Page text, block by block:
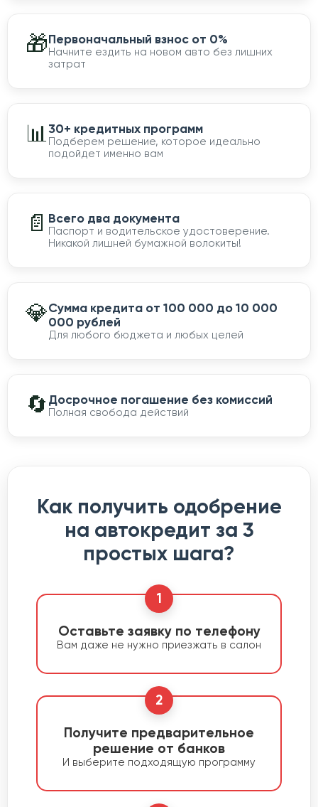
🎁Первоначальный взнос от 0%
Начните ездить на новом авто без лишних
затрат
📊30+ кредитных программ
Подберем решение, которое идеально
подойдет именно вам
📄 Всего два документа
Паспорт и водительское удостоверение.
Никакой лишней бумажной волокиты!
💎Сумма кредита от 100 000 до 10 000
000 рублей
Для любого бюджета и любых целей
🔄 Досрочное погашение без комиссий
Полная свобода действий
Как получить одобрение
на автокредит за 3
простых шага?
1
Оставьте заявку по телефону
Вам даже не нужно приезжать в салон
2
Получите предварительное
решение от банков
И выберите подходящую программу